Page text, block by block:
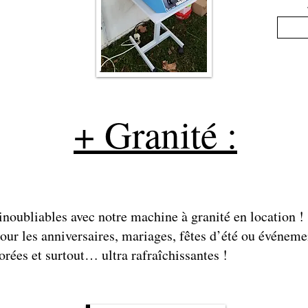
+ Granité :
avec notre machine à granité en location !
les anniversaires, mariages, fêtes d’été ou
et surtout… ultra rafraîchissantes !